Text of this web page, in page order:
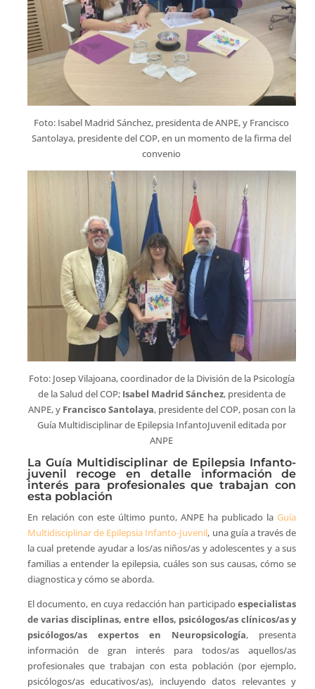
Foto: Isabel Madrid Sánchez, presidenta de ANPE, y Francisco
Santolaya, presidente del COP, en un momento de la firma del
convenio
Foto: Josep Vilajoana, coordinador de la División de la Psicología
de la Salud del COP; Isabel Madrid Sánchez, presidenta de
ANPE, y Francisco Santolaya, presidente del COP, posan con la
Guía Multidisciplinar de Epilepsia InfantoJuvenil editada por
ANPE
La Guía Multidisciplinar de Epilepsia Infanto-
juvenil recoge en detalle información de
interés para profesionales que trabajan con
esta población
En relación con este último punto, ANPE ha publicado laGuía
Multidisciplinar de Epilepsia Infanto-Juvenil, una guía a través de
la cual pretende ayudar a los/as niños/as y adolescentes y a sus
familias a entender la epilepsia, cuáles son sus causas, cómo se
diagnostica y cómo se aborda.
El documento, en cuya redacción han participadoespecialistas
de varias disciplinas, entre ellos, psicólogos/as clínicos/as y
psicólogos/as expertos en Neuropsicología, presenta
información de gran interés para todos/as aquellos/as
profesionales que trabajan con esta población (por ejemplo,
psicólogos/as educativos/as), incluyendo datos relevantes y